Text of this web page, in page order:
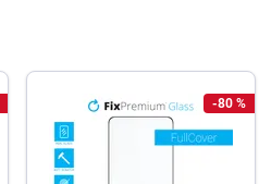
-80 %